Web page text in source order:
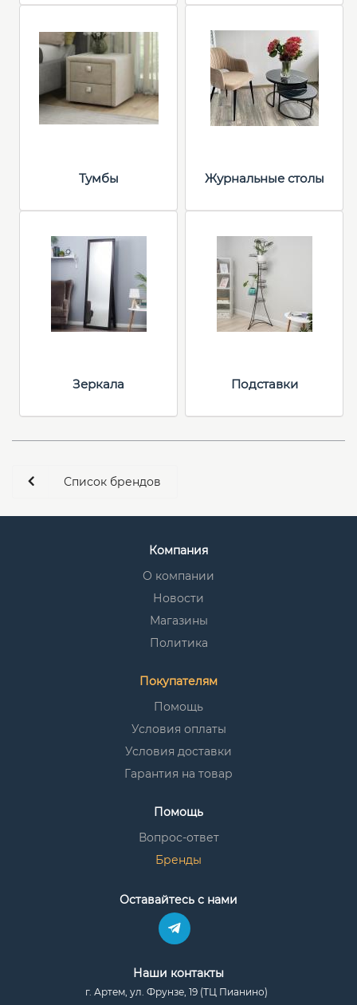
Тумбы Журнальные столы
Зеркала Подставки
Список брендов
Компания
О компании
Новости
Магазины
Политика
Покупателям
Помощь
Условия оплаты
Условия доставки
Гарантия на товар
Помощь
Вопрос-ответ
Бренды
Оставайтесь с нами
Наши контакты
г. Артем, ул. Фрунзе, 19 (ТЦ Пианино)